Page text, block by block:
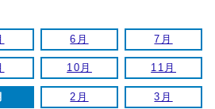
6月 7月
10月 11月
2月 3月